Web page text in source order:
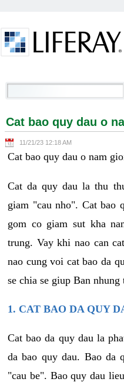
Cat bao quy dau o nam
Cat bao quy dau o
11/21/23 12:18 AM
Cat bao quy dau o nam
Cat da quy dau la thu
giam "cau nho". Cat bao
gom co giam sut kha
trung. Vay khi nao can
nao cung voi cat bao da
se chia se giup Ban
1. CAT BAO DA QUY
Cat bao da quy dau la
da bao quy dau. Bao da
"cau be". Bao quy dau